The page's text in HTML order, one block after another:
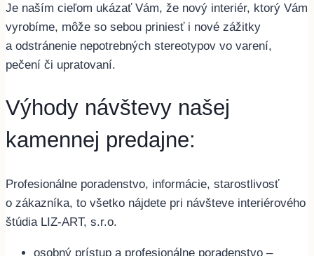
Je naším cieľom ukázať Vám, že nový interiér, ktorý Vám
vyrobíme, môže so sebou priniesť i nové zážitky
a odstránenie nepotrebných stereotypov vo varení,
pečení či upratovaní.
Výhody návštevy našej
kamennej predajne:
Profesionálne poradenstvo, informácie, starostlivosť
o zákazníka, to všetko nájdete pri návšteve interiérového
štúdia LIZ-ART, s.r.o.
osobný prístup a profesionálne poradenstvo –